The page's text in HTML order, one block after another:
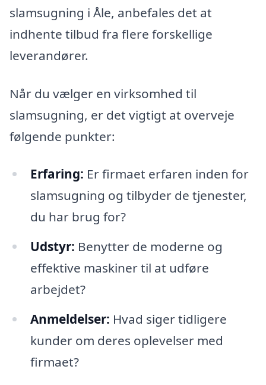
slamsugning i Åle, anbefales det at
indhente tilbud fra flere forskellige
leverandører.
Når du vælger en virksomhed til
slamsugning, er det vigtigt at overveje
følgende punkter:
Erfaring: Er firmaet erfaren inden for
slamsugning og tilbyder de tjenester,
du har brug for?
Udstyr: Benytter de moderne og
effektive maskiner til at udføre
arbejdet?
Anmeldelser: Hvad siger tidligere
kunder om deres oplevelser med
firmaet?